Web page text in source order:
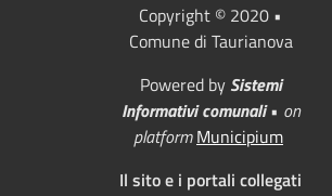
Copyright © 2020 •
Comune di Taurianova
Powered by Sistemi
Informativi comunali• on
platform Municipium
Il sito e i portali collegati